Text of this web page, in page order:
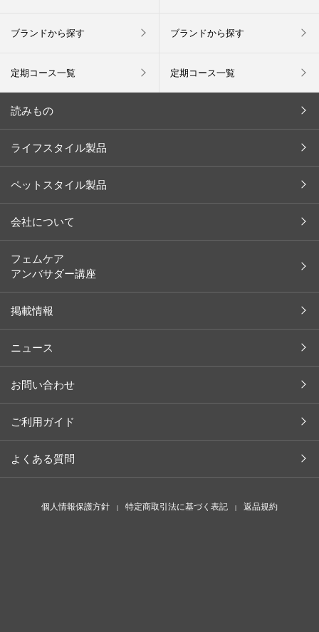
ブランドから探す
定期コース一覧
ブランドから探す
定期コース一覧
読みもの
キャンペーン
インタビュー
ペット
コラム
植物・天然成分辞典
商品開発ストーリー
ライフスタイル製品
ペットスタイル製品
会社について
社長メッセージ
取り扱い店舗（ライフスタイル）
フェムケア
アンバサダー講座
掲載情報
ニュース
お問い合わせ
ご利用ガイド
よくある質問
個人情報保護方針 特定商取引法に基づく表記 返品規約